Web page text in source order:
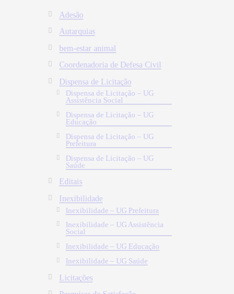
Adesão
Autarquias
bem-estar animal
Coordenadoria de Defesa Civil
Dispensa de Licitação
Dispensa de Licitação – UG
Assistência Social
Dispensa de Licitação – UG
Educação
Dispensa de Licitação – UG
Prefeitura
Dispensa de Licitação – UG
Saúde
Editais
Inexibilidade
Inexibilidade – UG Prefeitura
Inexibilidade – UG Assistência
Social
Inexibilidade – UG Educação
Inexibilidade – UG Saúde
Licitações